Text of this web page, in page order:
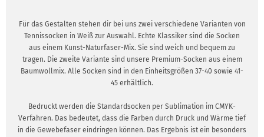
Für das Gestalten stehen dir bei uns zwei verschiedene Varianten von
Tennissocken in Weiß zur Auswahl. Echte Klassiker sind die Socken
aus einem Kunst-Naturfaser-Mix. Sie sind weich und bequem zu
tragen. Die zweite Variante sind unsere Premium-Socken aus einem
Baumwollmix. Alle Socken sind in den Einheitsgrößen 37-40 sowie 41-
45 erhältlich.
Bedruckt werden die Standardsocken per Sublimation im CMYK-
Verfahren. Das bedeutet, dass die Farben durch Druck und Wärme tief
in die Gewebefaser eindringen können. Das Ergebnis ist ein besonders